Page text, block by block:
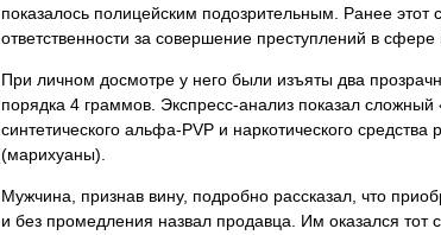
показалось полицейским подозрительным. Ранее этот
ответственности за совершение преступлений в сфере
При личном досмотре у него были изъяты два
порядка 4 граммов. Экспресс-анализ показал сложный
синтетического альфа-PVP и наркотического
(марихуаны).
Мужчина, признав вину, подробно рассказал, что
и без промедления назвал продавца. Им оказался тот